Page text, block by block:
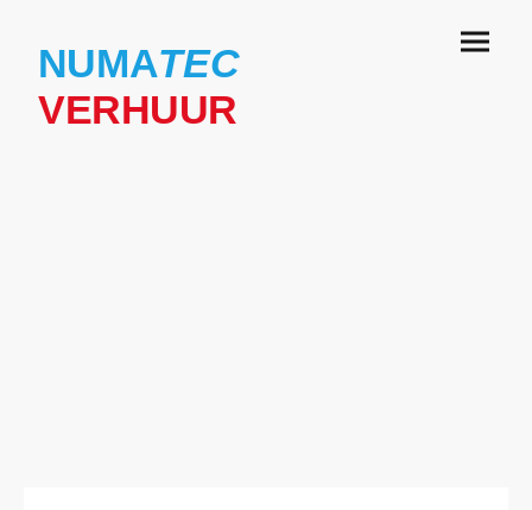
NUMATEC
VERHUUR